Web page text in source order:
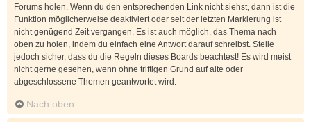
Forums holen. Wenn du den entsprechenden Link nicht siehst, dann ist die
Funktion möglicherweise deaktiviert oder seit der letzten Markierung ist
nicht genügend Zeit vergangen. Es ist auch möglich, das Thema nach
oben zu holen, indem du einfach eine Antwort darauf schreibst. Stelle
jedoch sicher, dass du die Regeln dieses Boards beachtest! Es wird meist
nicht gerne gesehen, wenn ohne triftigen Grund auf alte oder
abgeschlossene Themen geantwortet wird.
Nach oben